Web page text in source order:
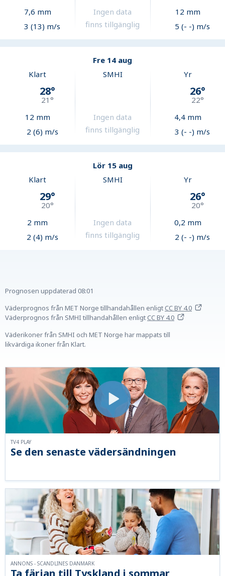
7,6 mm
3 (13) m/s
Ingen data
finns tillgänglig
12 mm
5 (- -) m/s
Fre 14 aug
Klart
28°
21°
12 mm
2 (6) m/s
SMHI
Ingen data
finns tillgänglig
Yr
26°
22°
4,4mm
3 (- -) m/s
Lör 15 aug
Klart
29°
20°
2 mm
2 (4) m/s
SMHI
Ingen data
finns tillgänglig
Yr
26°
20°
0,2 mm
2 (- -) m/s
Prognosen uppdaterad 08:01
Väderprognos från MET Norge tillhandahållen enligtCC BY 4.0
Väderprognos från SMHI tillhandahållen enligtCC BY 4.0
Väderikoner från SMHI och MET Norge har mappats till
likvärdiga ikoner från Klart.
Se den senaste vädersändningen
TV4 PLAY
ANNONS - SCANDLINES DANMARK